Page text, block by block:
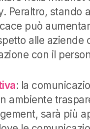
Peraltro, stando
può
alle aziende
con il
: la
ambiente
sarà più